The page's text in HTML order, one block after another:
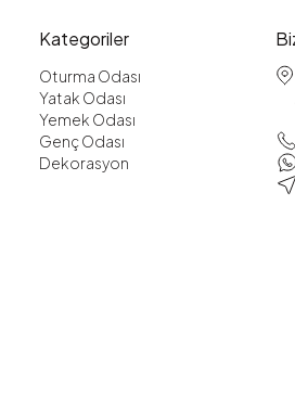
Kategoriler
Oturma Odası
Yatak Odası
Yemek Odası
Genç Odası
Dekorasyon